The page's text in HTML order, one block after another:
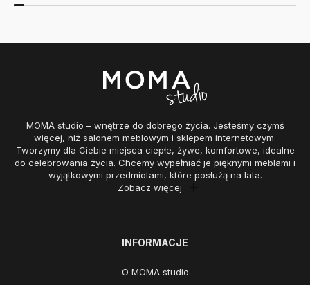
MOMA studio – wnętrze do dobrego życia. Jesteśmy czymś
więcej, niż salonem meblowym i sklepem internetowym.
Tworzymy dla Ciebie miejsca ciepłe, żywe, komfortowe, idealne
do celebrowania życia. Chcemy wypełniać je pięknymi meblami i
wyjątkowymi przedmiotami, które posłużą na lata.
Zobacz więcej
INFORMACJE
O MOMA studio